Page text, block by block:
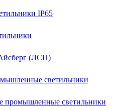
IP65
(ЛСП)
светильники
промышленные светильники